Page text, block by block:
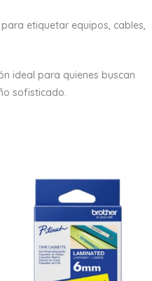
para etiquetar equipos, cables,
ideal para quienes buscan
sofisticado.